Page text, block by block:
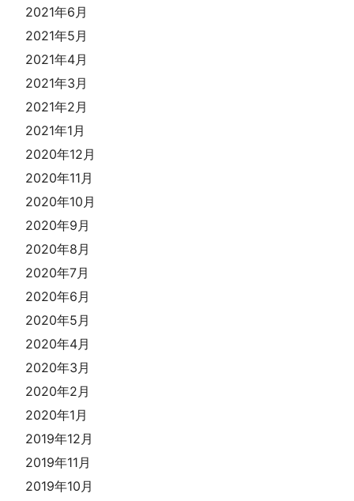
2021年6月
2021年5月
2021年4月
2021年3月
2021年2月
2021年1月
2020年12月
2020年11月
2020年10月
2020年9月
2020年8月
2020年7月
2020年6月
2020年5月
2020年4月
2020年3月
2020年2月
2020年1月
2019年12月
2019年11月
2019年10月